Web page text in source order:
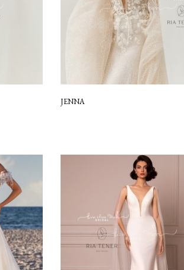
JENNA